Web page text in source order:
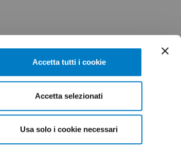
Accetta tutti i cookie
Accetta selezionati
Usa solo i cookie necessari